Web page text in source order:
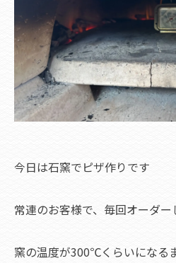
今日は石窯でピザ作りです
常連のお客様で、毎回オーダー
窯の温度が300℃くらいになる